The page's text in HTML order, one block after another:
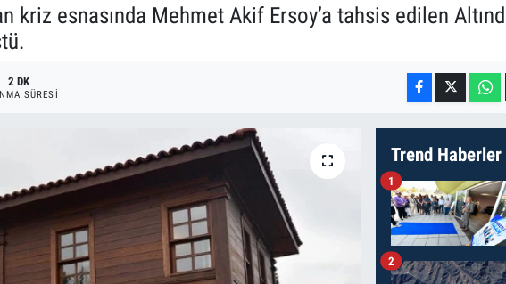
esnasında Mehmet Akif Ersoy’a tahsis edilen
2 DK
SÜRESI
Trend Haberler
1
2